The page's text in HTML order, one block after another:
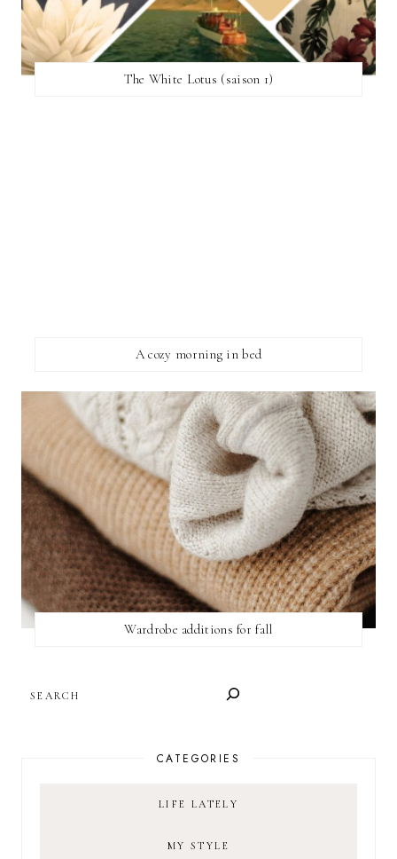
The White Lotus (saison 1)
A cozy morning in bed
Wardrobe additions for fall
CATEGORIES
LIFE LATELY
MY STYLE